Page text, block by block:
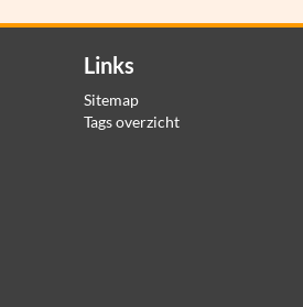
Links
Sitemap
Tags overzicht